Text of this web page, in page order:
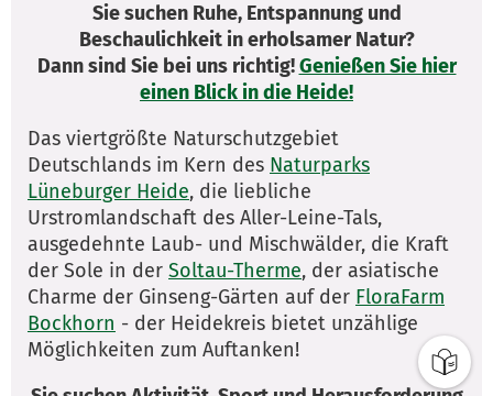
Sie suchen Ruhe, Entspannung und
Beschaulichkeit in erholsamer Natur?
Dann sind Sie bei uns richtig!Genießen Sie hier
einen Blick in die Heide!
Das viertgrößte Naturschutzgebiet
Deutschlands im Kern des Naturparks
Lüneburger Heide, die liebliche
Urstromlandschaft des Aller-Leine-Tals,
ausgedehnte Laub- und Mischwälder, die Kraft
der Sole in der Soltau-Therme, der asiatische
Charme der Ginseng-Gärten auf der FloraFarm
Bockhorn - der Heidekreis bietet unzählige
Möglichkeiten zum Auftanken!